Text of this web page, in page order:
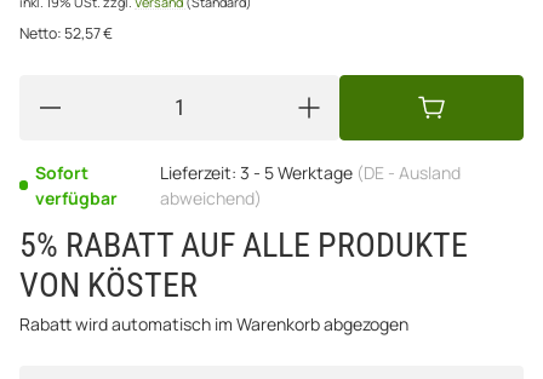
Netto:52,57€
Sofort
verfügbar
Lieferzeit: 3 - 5 Werktage (DE - Ausland
abweichend)
5% RABATT AUF ALLE PRODUKTE
VON KÖSTER
Rabatt wird automatisch im Warenkorb abgezogen